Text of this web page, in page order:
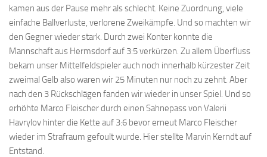
kamen aus der Pause mehr als schlecht. Keine Zuordnung, viele
einfache Ballverluste, verlorene Zweikämpfe. Und so machten wir
den Gegner wieder stark. Durch zwei Konter konnte die
Mannschaft aus Hermsdorf auf 3:5 verkürzen. Zu allem Überfluss
bekam unser Mittelfeldspieler auch noch innerhalb kürzester Zeit
zweimal Gelb also waren wir 25 Minuten nur noch zu zehnt. Aber
nach den 3 Rückschlägen fanden wir wieder in unser Spiel. Und so
erhöhte Marco Fleischer durch einen Sahnepass von Valerii
Havrylov hinter die Kette auf 3:6 bevor erneut Marco Fleischer
wieder im Strafraum gefoult wurde. Hier stellte Marvin Kerndt auf
Entstand.